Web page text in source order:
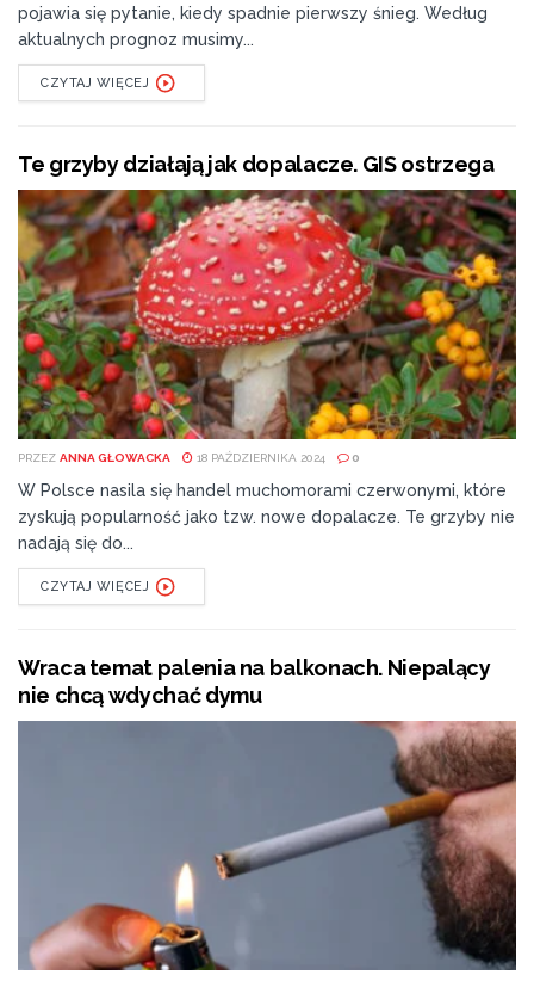
pojawia się pytanie, kiedy spadnie pierwszy śnieg. Według
aktualnych prognoz musimy...
CZYTAJ WIĘCEJ
Te grzyby działają jak dopalacze. GIS ostrzega
PRZEZ ANNA GŁOWACKA 18 PAŹDZIERNIKA 2024 0
W Polsce nasila się handel muchomorami czerwonymi, które
zyskują popularność jako tzw. nowe dopalacze. Te grzyby nie
nadają się do...
CZYTAJ WIĘCEJ
Wraca temat palenia na balkonach. Niepalący
nie chcą wdychać dymu